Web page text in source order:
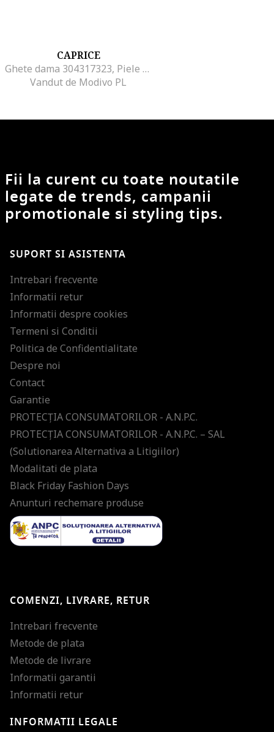
CAPRICE
Ghete dama 304317323, Piele ecologica, 36 EU, Maro
Vandut de Modivo PL
Fii la curent cu toate noutatile
legate de trends, campanii
promotionale si styling tips.
SUPORT SI ASISTENTA
Intrebari frecvente
Informatii retur
Informatii despre cookies
Termeni si Conditii
Politica de Confidentialitate
Despre noi
Contact
Garantie
PROTECŢIA CONSUMATORILOR - A.N.P.C.
PROTECŢIA CONSUMATORILOR - A.N.P.C. – SAL
(Solutionarea Alternativa a Litigiilor)
Modalitati de plata
Black Friday Fashion Days
Anunturi rechemare produse
COMENZI, LIVRARE, RETUR
Intrebari frecvente
Metode de plata
Metode de livrare
Informatii garantii
Informatii retur
INFORMATII LEGALE